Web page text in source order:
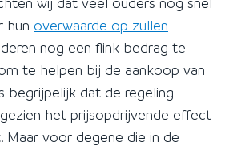
hun overwaarde op zullen
nog een flink bedrag te
te helpen bij de aankoop van
begrijpelijk dat de regeling
het prijsopdrijvende effect
Maar voor degene die in de